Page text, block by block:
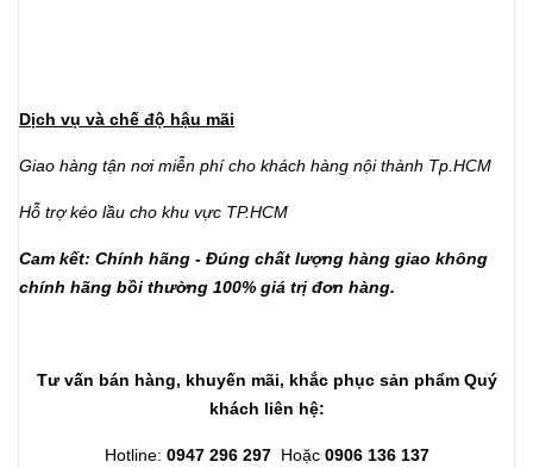
Dịch vụ và chế độ hậu mãi
Giao hàng tận nơi miễn phí cho khách hàng nội thành Tp.HCM
Hỗ trợ kéo lầu cho khu vực TP.HCM
Cam kết: Chính hãng - Đúng chất lượng hàng giao không
chính hãng bồi thường 100% giá trị đơn hàng.
Tư vấn bán hàng, khuyến mãi, khắc phục sản phẩm Quý
khách liên hệ:
Hotline: 0947 296 297 Hoặc 0906 136 137